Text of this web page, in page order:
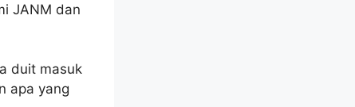
JANM dan
duit masuk
apa yang